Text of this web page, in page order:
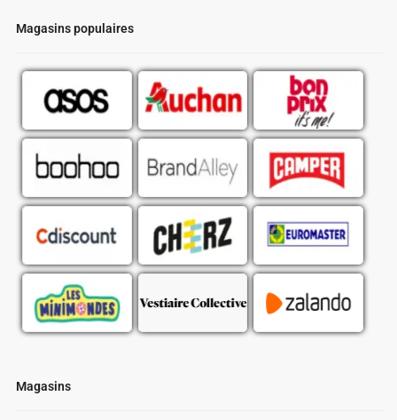
Magasins populaires
Magasins